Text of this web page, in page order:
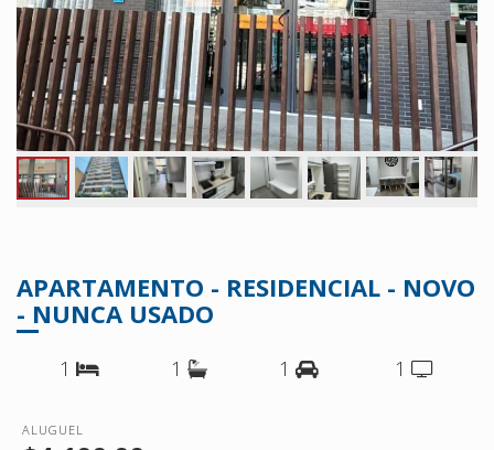
APARTAMENTO - RESIDENCIAL - NOVO
- NUNCA USADO
1 1 1 1
ALUGUEL